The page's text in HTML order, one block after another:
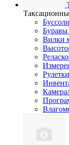
Буравы
Вилки